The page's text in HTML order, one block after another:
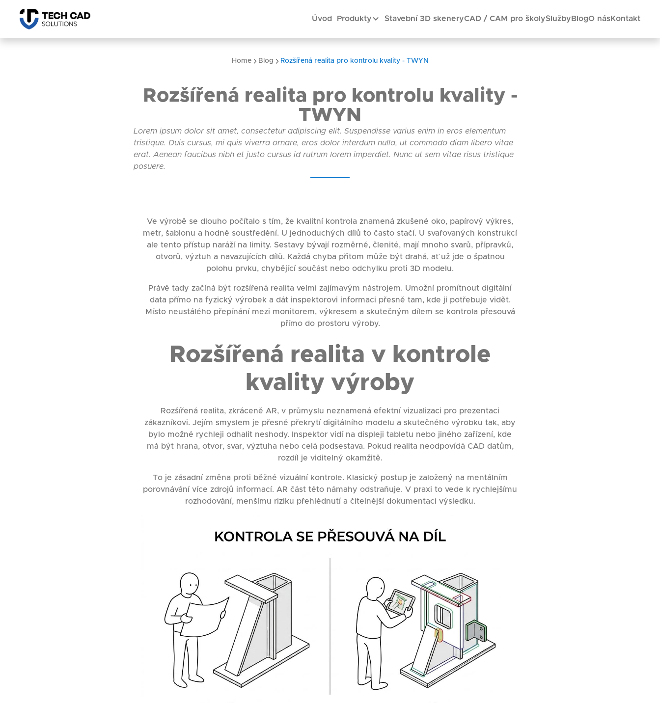
Úvod Produkty Stavební 3D skeneryCAD / CAM pro školySlužby BlogO násKontakt
Home Blog Rozšířená realita pro kontrolu kvality - TWYN
Rozšířená realita pro kontrolu kvality -
TWYN
Lorem ipsum dolor sit amet, consectetur adipiscing elit. Suspendisse varius enim in eros elementum
tristique. Duis cursus, mi quis viverra ornare, eros dolor interdum nulla, ut commodo diam libero vitae
erat. Aenean faucibus nibh et justo cursus id rutrum lorem imperdiet. Nunc ut sem vitae risus tristique
posuere.
Ve výrobě se dlouho počítalo s tím, že kvalitní kontrola znamená zkušené oko, papírový výkres,
metr, šablonu a hodně soustředění. U jednoduchých dílů to často stačí. U svařovaných konstrukcí
ale tento přístup naráží na limity. Sestavy bývají rozměrné, členité, mají mnoho svarů, přípravků,
otvorů, výztuh a navazujících dílů. Každá chyba přitom může být drahá, ať už jde o špatnou
polohu prvku, chybějící součást nebo odchylku proti 3D modelu.
Právě tady začíná být rozšířená realita velmi zajímavým nástrojem. Umožní promítnout digitální
data přímo na fyzický výrobek a dát inspektorovi informaci přesně tam, kde ji potřebuje vidět.
Místo neustálého přepínání mezi monitorem, výkresem a skutečným dílem se kontrola přesouvá
přímo do prostoru výroby.
Rozšířená realita v kontrole
kvality výroby
Rozšířená realita, zkráceně AR, v průmyslu neznamená efektní vizualizaci pro prezentaci
zákazníkovi. Jejím smyslem je přesné překrytí digitálního modelu a skutečného výrobku tak, aby
bylo možné rychleji odhalit neshody. Inspektor vidí na displeji tabletu nebo jiného zařízení, kde
má být hrana, otvor, svar, výztuha nebo celá podsestava. Pokud realita neodpovídá CAD datům,
rozdíl je viditelný okamžitě.
To je zásadní změna proti běžné vizuální kontrole. Klasický postup je založený na mentálním
porovnávání více zdrojů informací. AR část této námahy odstraňuje. V praxi to vede k rychlejšímu
rozhodování, menšímu riziku přehlédnutí a čitelnější dokumentaci výsledku.